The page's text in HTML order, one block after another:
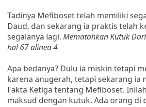
Tadinya Mefiboset telah memiliki
Daud, dan sekarang ia praktis telah
segalanya lagi. Mematahkan Kutuk
hal 67 alinea 4
Apa bedanya? Dulu ia miskin tetapi
karena anugerah, tetapi sekarang ia
Fakta Ketiga tentang Mefiboset.
maksud dengan kutuk. Ada orang di